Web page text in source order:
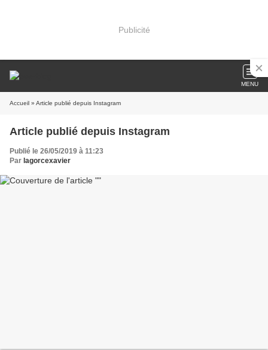
Publicité
MENU
Accueil » Article publié depuis Instagram
Article publié depuis Instagram
Publié le 26/05/2019 à 11:23
Par lagorcexavier